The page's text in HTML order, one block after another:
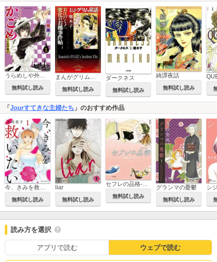
無料試し読み
まんがグリム童話 お江戸くノ一変化のお梛事件帖
無料試し読み
ダークネス
無料試し読み
綺譚夜話
無料試し読み
「Jourすてきな主婦たち 」のおすすめ作品
今、きみを救いたい
無料試し読み
liar
無料試し読み
セフレの品格-プライド-
無料試し読み
グランマの憂鬱
無料試し読み
シ
読み方を選択
アプリで読む ウェブで読む